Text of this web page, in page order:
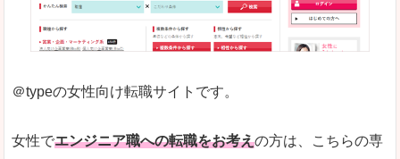
雇用形態にもよりますが、給与額に幅があります。
詳しい説明
希望する職種の平均時給がすぐにわかるので、給
また、他社転職サイトにはない日払いや週払いと
＠typeの女性向け転職サイトです。
女性でエンジニア職への転職をお考えの方は、こちらの専